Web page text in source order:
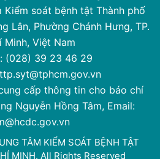
Kiểm soát bệnh tật Thành phố
Lân, Phường Chánh Hưng, TP.
Minh, Việt Nam
(028) 39 23 46 29
cấp thông tin cho báo chí
Nguyễn Hồng Tâm, Email:
TÂM KIỂM SOÁT BỆNH TẬT
MINH. All Rights Reserved